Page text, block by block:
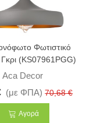
Φωτιστικό
(KS07961PGG)
Aca Decor
(με ΦΠΑ) 70,68 €
Αγορά